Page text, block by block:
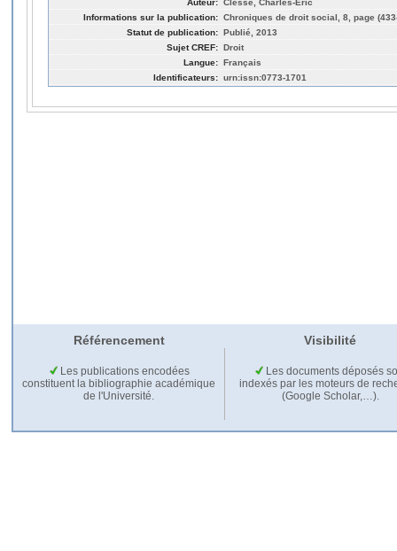
Informations sur la publication: Chroniques de droit social, 8, page
Statut de publication: Publié, 2013
Sujet CREF: Droit
Langue: Français
Identificateurs: urn:issn:0773-1701
Référencement Visibilité
Les publications encodées
constituent la bibliographie académique
de l'Université.
Les documents déposés
indexés par les moteurs de
(Google Scholar,…).